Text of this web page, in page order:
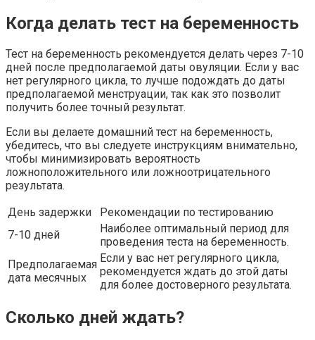
Когда делать тест на беременность
Тест на беременность рекомендуется делать через 7-10
дней после предполагаемой даты овуляции. Если у вас
нет регулярного цикла, то лучше подождать до даты
предполагаемой менструации, так как это позволит
получить более точный результат.
Если вы делаете домашний тест на беременность,
убедитесь, что вы следуете инструкциям внимательно,
чтобы минимизировать вероятность
ложноположительного или ложноотрицательного
результата.
День задержки
Рекомендации по тестированию
7-10 дней
Наиболее оптимальный период для
проведения теста на беременность.
Предполагаемая
дата месячных
Если у вас нет регулярного цикла,
рекомендуется ждать до этой даты
для более достоверного результата.
Сколько дней ждать?